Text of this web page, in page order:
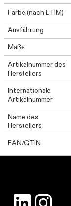
Farbe (nach ETIM)
Ausführung
Maße
Artikelnummer des
Herstellers
Internationale
Artikelnummer
Name des
Herstellers
EAN/GTIN